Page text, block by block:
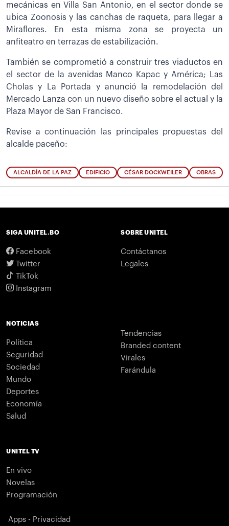
mecánicas en Villa San Antonio, en el sector donde se
ubica Zoonosis y las canchas de raqueta, para llegar a
Miraflores. En esta misma zona se proyecta un
anfiteatro en terrazas de estabilización.
También se comprometió a construir tres viaductos en
el sector de la avenidas Manco Kapac y América; Las
Cholas y La Portada y anunció la remodelación del
Mercado Lanza con un nuevo diseño sobre el actual y la
Plaza Mayor de San Francisco.
Revise a continuación las principales propuestas del
alcalde paceño:
ALCALDÍA DE LA PAZ EDIFICIO CÉSAR DOCKWEILER OBRAS
SIGA UNITEL.BO
Facebook
Twitter
TikTok
Instagram
SOBRE UNITEL
Contáctanos
Legales
NOTICIAS
Política
Seguridad
Sociedad
Mundo
Deportes
Economía
Salud
Tendencias
Branded content
Virales
Farándula
UNITEL TV
En vivo
Novelas
Programación
Apps - Privacidad